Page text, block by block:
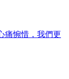
痛惋惜，我們更